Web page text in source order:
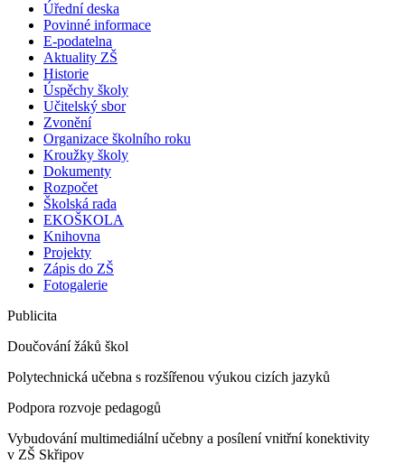
Úřední deska
Povinné informace
E-podatelna
Aktuality ZŠ
Historie
Úspěchy školy
Učitelský sbor
Zvonění
Organizace školního roku
Kroužky školy
Dokumenty
Rozpočet
Školská rada
EKOŠKOLA
Knihovna
Projekty
Zápis do ZŠ
Fotogalerie
Publicita
Doučování žáků škol
Polytechnická učebna s rozšířenou výukou cizích jazyků
Podpora rozvoje pedagogů
Vybudování multimediální učebny a posílení vnitřní konektivity
v ZŠ Skřipov